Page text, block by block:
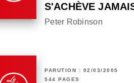
S'ACHÈVE
Peter Robinson
PARUTION : 02/03/2005
544 PAGES